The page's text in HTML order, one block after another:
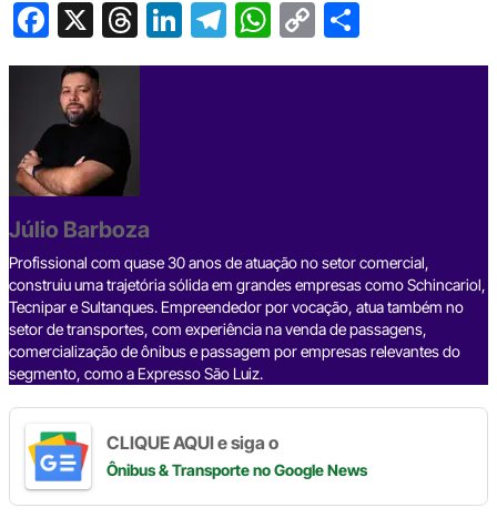
F
a
c
e
b
o
o
k
X T
hr
s
Li
n
T
el
W
h
C
o
S
h
Júlio Barboza
Profissional com quase 30 anos de atuação no setor comercial,
construiu uma trajetória sólida em grandes empresas como Schincariol,
Tecnipar e Sultanques. Empreendedor por vocação, atua também no
setor de transportes, com experiência na venda de passagens,
comercialização de ônibus e passagem por empresas relevantes do
segmento, como a Expresso São Luiz.
CLIQUE AQUI e siga o
Ônibus & Transporteno Google News